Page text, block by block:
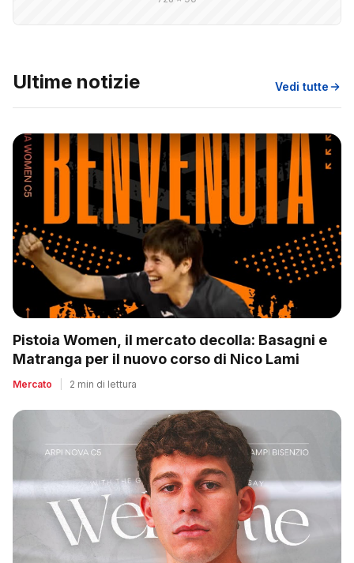
Ultime notizie Vedi tutte
Pistoia Women, il mercato decolla: Basagni e
Matranga per il nuovo corso di Nico Lami
Mercato 2 min di lettura